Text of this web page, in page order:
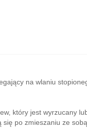
na wlaniu
który jest wyrzucany
po zmieszaniu ze